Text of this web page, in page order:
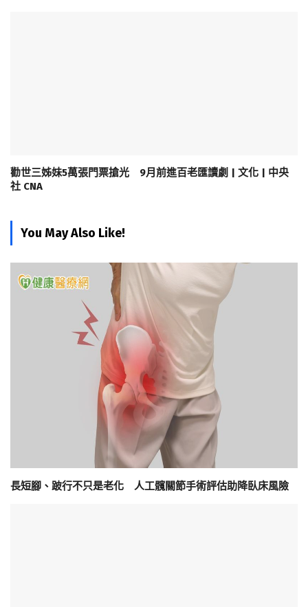
勸世三姊妹5萬張門票搶光 9月前進百老匯讀劇 | 文化 | 中央
社 CNA
You May Also Like!
長短腳、跛行不只是老化 人工髖關節手術評估助降臥床風險